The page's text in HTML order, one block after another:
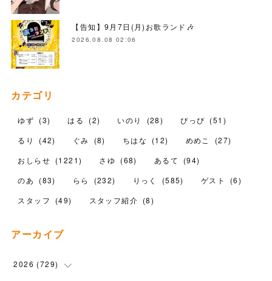
【告知】9月7日(月)お歌ランド🎶
2026.08.08 02:06
カテゴリ
ゆず (3) はる (2) いのり (28) ぴっぴ (51 )
るり
(42) ぐみ (8) ちはな (12) めめこ (27)
おしらせ (1221) さゆ (68) あるて (94)
のあ
(83) らら (232) りっく (585) ゲスト (6)
スタッフ
(49) スタッフ紹介 (8)
アーカイブ
2026 (729)